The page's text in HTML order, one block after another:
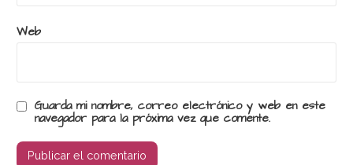
Web
Guarda mi nombre, correo electrónico y web en este
navegador para la próxima vez que comente.